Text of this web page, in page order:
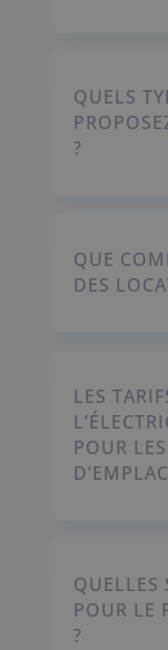
QUELS
?
QUE
DES
LES
POUR
QUELLES
POUR LE
?